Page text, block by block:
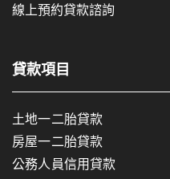
線上預約貸款諮詢
貸款項目
土地一二胎貸款
房屋一二胎貸款
公務人員信用貸款